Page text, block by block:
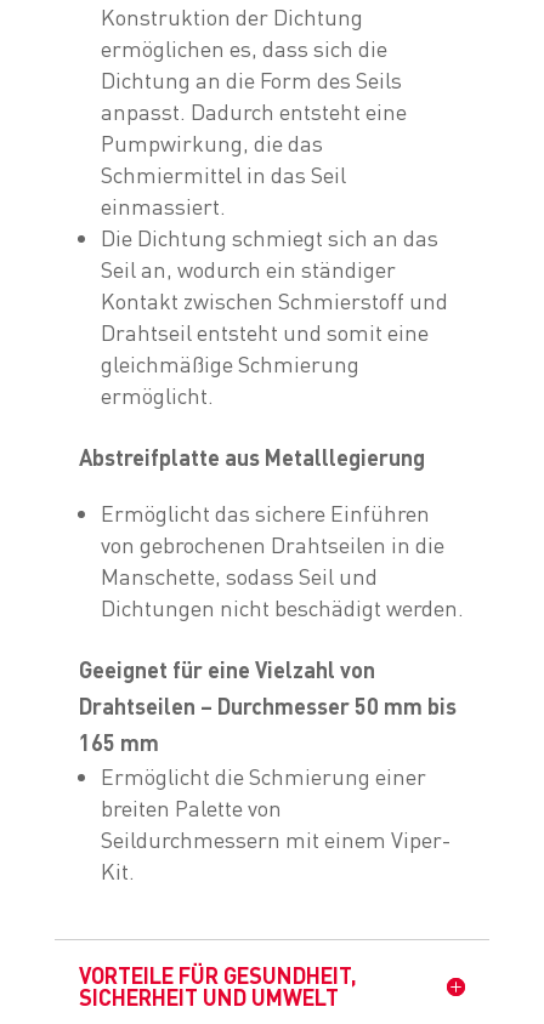
Konstruktion der Dichtung
ermöglichen es, dass sich die
Dichtung an die Form des Seils
anpasst. Dadurch entsteht eine
Pumpwirkung, die das
Schmiermittel in das Seil
einmassiert.
Die Dichtung schmiegt sich an das
Seil an, wodurch ein ständiger
Kontakt zwischen Schmierstoff und
Drahtseil entsteht und somit eine
gleichmäßige Schmierung
ermöglicht.
Abstreifplatte aus Metalllegierung
Ermöglicht das sichere Einführen
von gebrochenen Drahtseilen in die
Manschette, sodass Seil und
Dichtungen nicht beschädigt werden.
Geeignet für eine Vielzahl von
Drahtseilen – Durchmesser 50 mm bis
165 mm
Ermöglicht die Schmierung einer
breiten Palette von
Seildurchmessern mit einem Viper-
Kit.
VORTEILE FÜR GESUNDHEIT,
SICHERHEIT UND UMWELT